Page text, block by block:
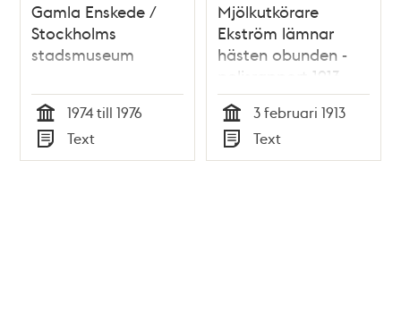
Gamla Enskede /
Stockholms
stadsmuseum
Tid
1974 till 1976
Typ
Text
Mjölkutkörare
Ekström lämnar
hästen obunden -
polisrapport 1913
Tid
3 februari 1913
Typ
Text